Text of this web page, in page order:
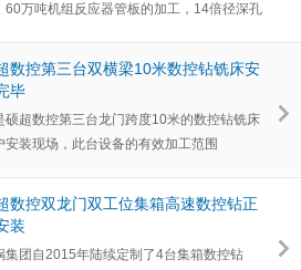
60万吨机组反应器管板的加工，14倍径深孔
数控第三台双横梁10米数控钻铣床安
毕
硕超数控第三台龙门跨度10米的数控钻铣床
安装现场，此台设备的有效加工范围
数控双龙门双工位集箱高速数控钻正
装
集团自2015年陆续定制了4台集箱数控钻